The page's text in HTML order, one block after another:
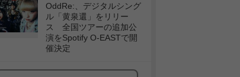
OddRe:、デジタルシング
ル「黄泉還」をリリー
ス 全国ツアーの追加公
演をSpotify O-EASTで開
催決定